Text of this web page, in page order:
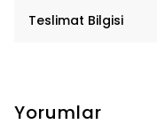
Teslimat Bilgisi
Yorumlar